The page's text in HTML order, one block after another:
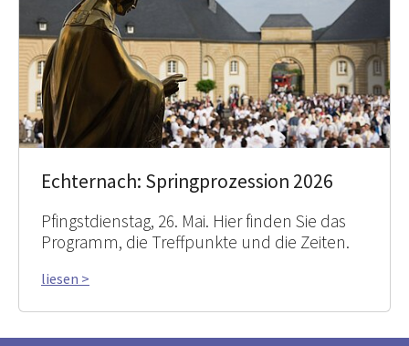
Echternach: Springprozession 2026
Pfingstdienstag, 26. Mai. Hier finden Sie das
Programm, die Treffpunkte und die Zeiten.
liesen >